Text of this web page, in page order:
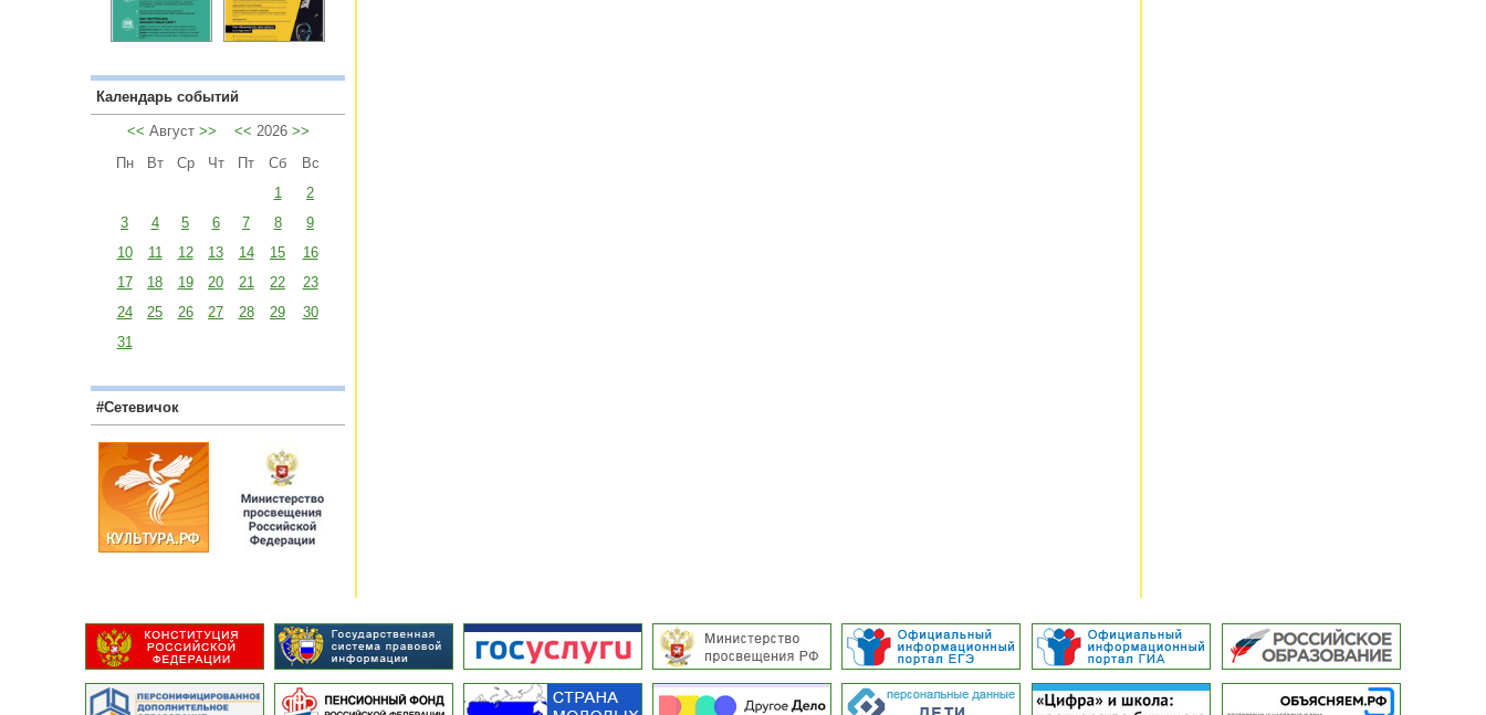
Календарь событий
<< Август >> << 2026 >>
Пн
Вт Ср Чт Пт Сб
Вс
1
2
3
4 5 6 7 8
9
10
11 12 13 14 15
16
17
18 19 20 21 22
23
24
25 26 27 28 29
30
31
#Сетевичок